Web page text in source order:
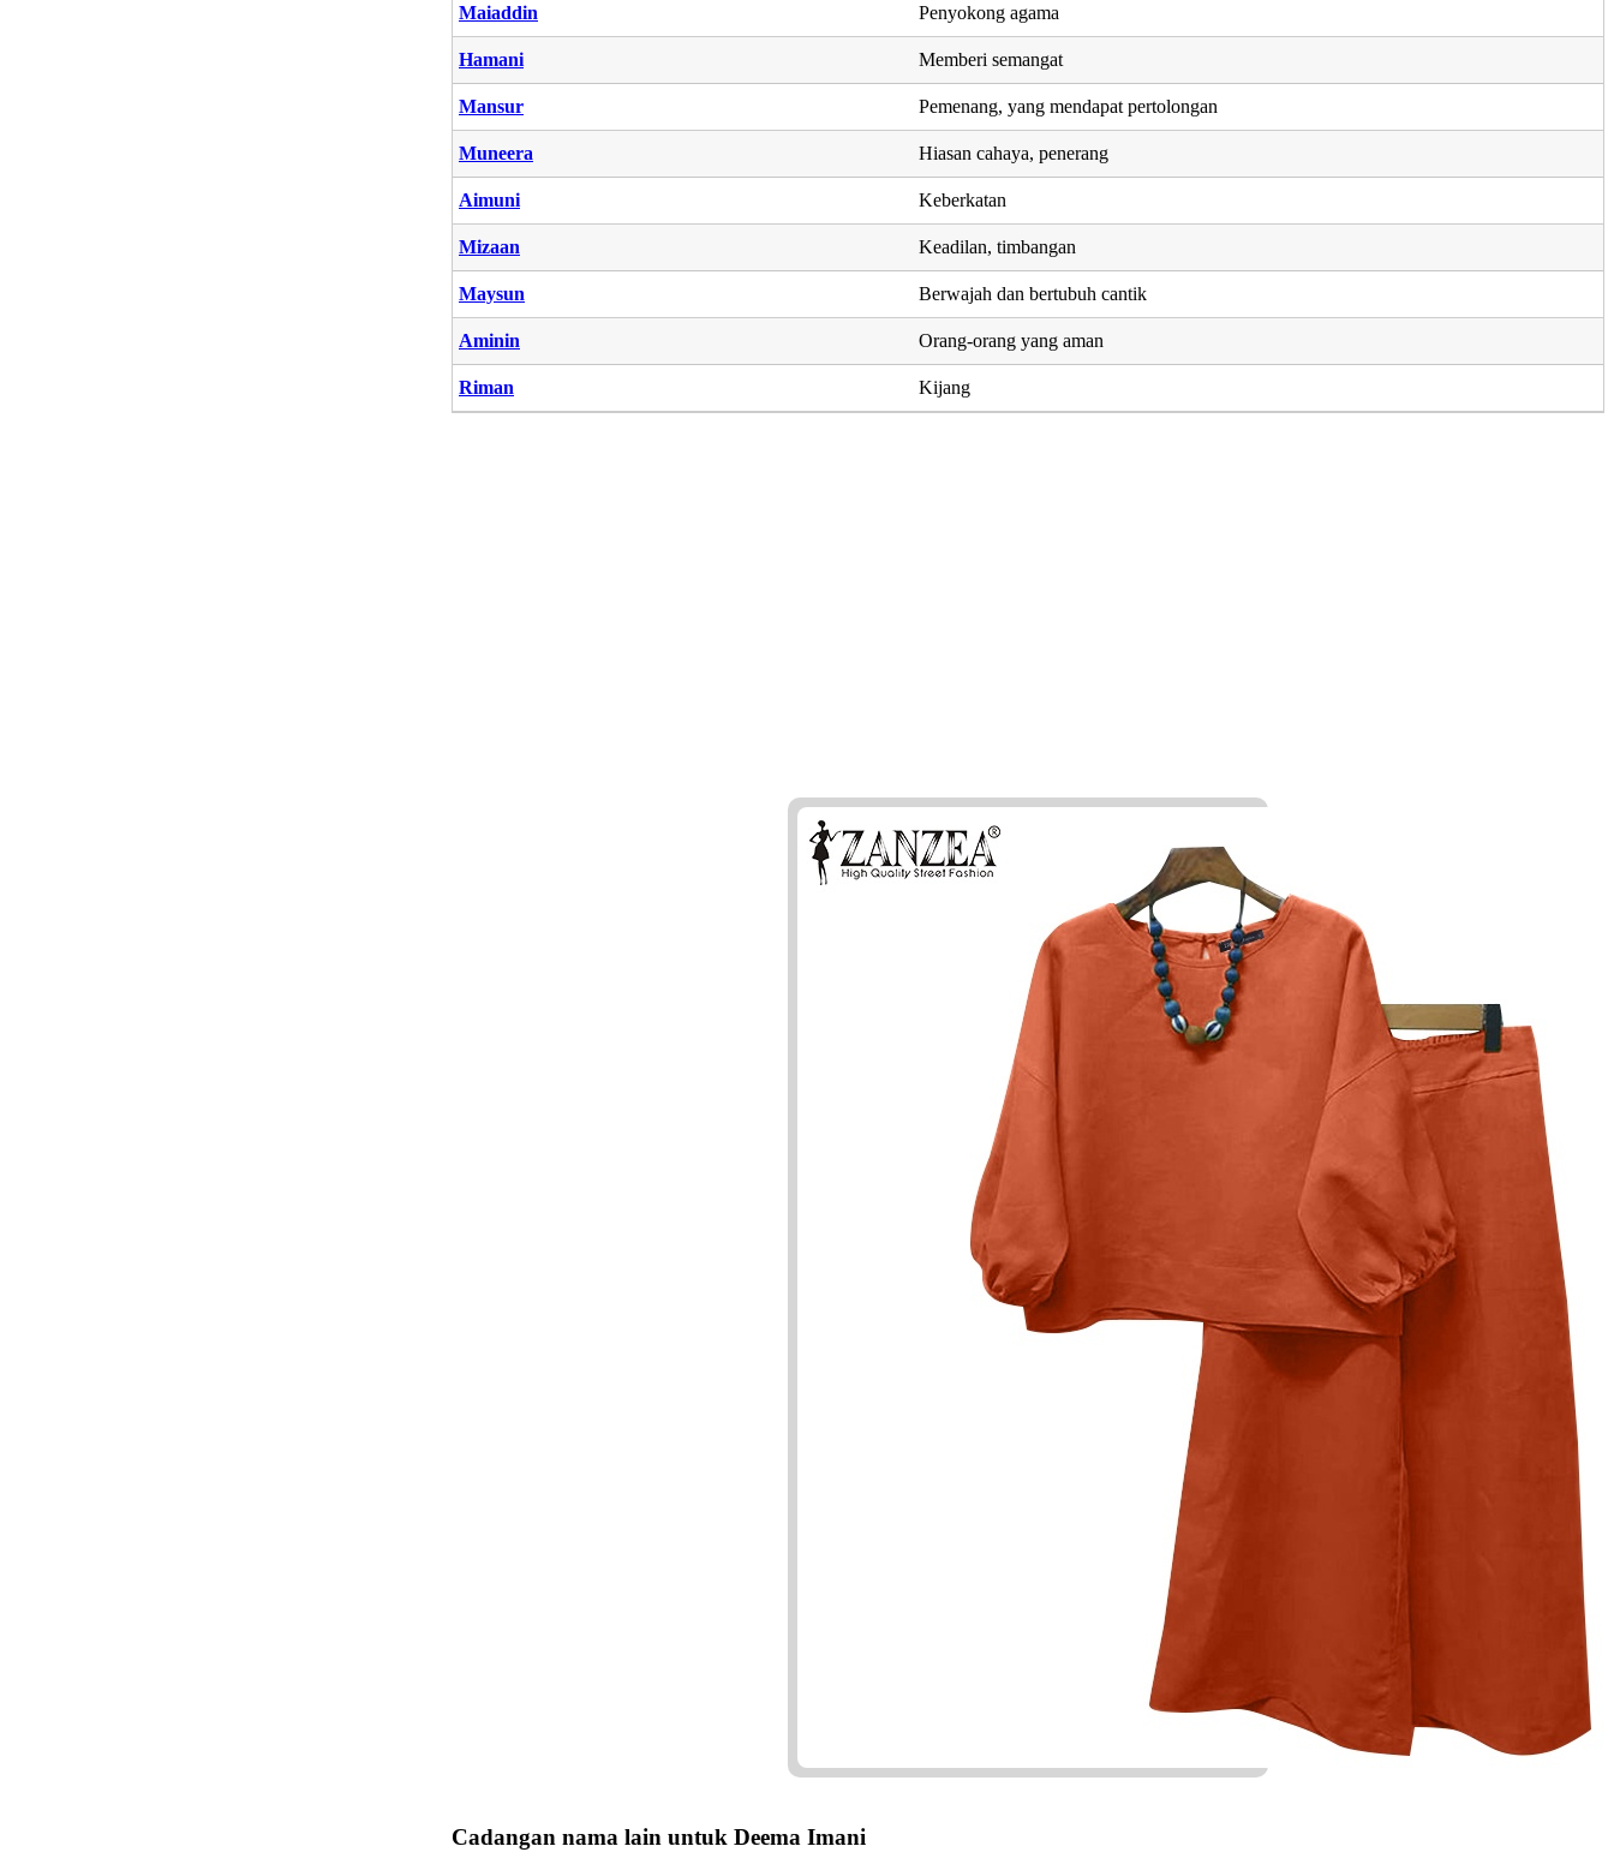
Maiaddin Penyokong agama
Hamani Memberi semangat
Mansur Pemenang, yang mendapat pertolongan
Muneera Hiasan cahaya, penerang
Aimuni Keberkatan
Mizaan Keadilan, timbangan
Maysun Berwajah dan bertubuh cantik
Aminin Orang-orang yang aman
Riman Kijang
Cadangan nama lain untuk Deema Imani